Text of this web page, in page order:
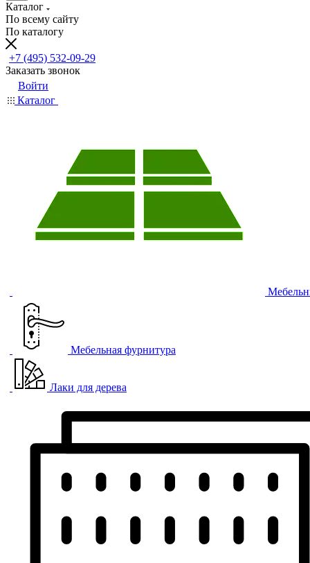
Каталог
По всему сайту
По каталогу
+7 (495) 532-09-29
Заказать звонок
Войти
Каталог
Мебельная фурнитура
Лаки для дерева